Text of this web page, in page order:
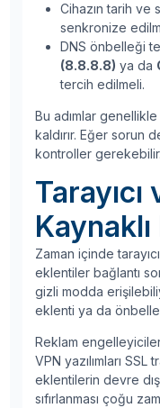
Cihazın tarih ve
senkronize
DNS önbelleği
(8.8.8.8) ya da
tercih edilmeli.
Bu adımlar genellikle
kaldırır. Eğer sorun
kontroller gerekebilir.
Zaman içinde
eklentiler bağlantı
gizli modda
eklenti ya da
Reklam
VPN yazılımları
eklentilerin devre
sıfırlanması çoğu